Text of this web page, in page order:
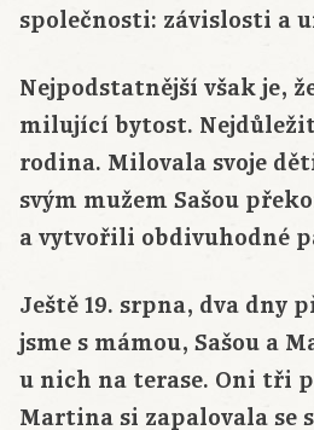
společnosti: závislosti a
Nejpodstatnější však je,
milující bytost.
rodina. Milovala svoje
svým mužem Sašou
a vytvořili obdivuhodné
Ještě 19. srpna, dva dny
jsme s mámou, Sašou a
u nich na terase. Oni tři
Martina si zapalovala se